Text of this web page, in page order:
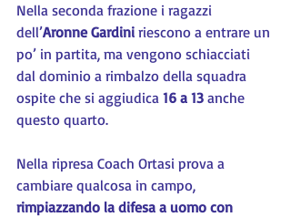
Nella seconda frazione i ragazzi
dell’Aronne Gardini riescono a entrare un
po’ in partita, ma vengono schiacciati
dal dominio a rimbalzo della squadra
ospite che si aggiudica 16 a 13 anche
questo quarto.
Nella ripresa Coach Ortasi prova a
cambiare qualcosa in campo,
rimpiazzando la difesa a uomo con